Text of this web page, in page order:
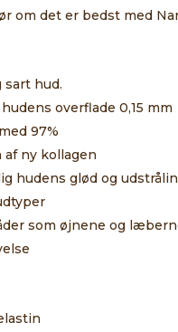
om det er bedst med
hud.
overflade 0,15 mm
97%
ny kollagen
hudens glød og
som øjnene og